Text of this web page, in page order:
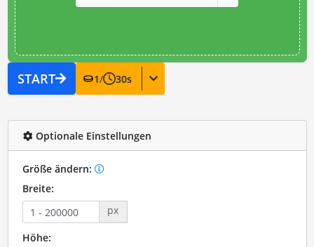
START 1/ 30s
Optionale Einstellungen
Größe ändern:
Breite:
px
Höhe: